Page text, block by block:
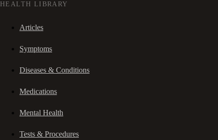
HEALTH LIBRARY
Articles
Symptoms
Diseases & Conditions
Medications
Mental Health
Tests & Procedures